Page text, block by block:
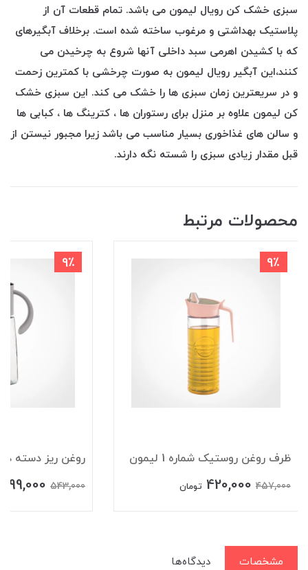
سبزی خشک کن رویال لیمون می باشد. تمام قطعات آن از
پلاستیک بهداشتی و مرغوب ساخته شده است. برخلاف آبگیرهای
که با کشیدن اهرمی سبد داخلی آنها شروع به چرخیدن می
کنند،این آبگیر رویال لیمون به صورت چرخشی با کمترین زحمت
و در سریعترین زمان سبزی ها را خشک می کند. این سبزی خشک
کن لیمون علاوه بر منزل برای رستوران ها ، کترینگ ها ، کبابی ها
و سالن های غذاخوری بسیار مناسب می باشد زیرا مجبور نیستن از
قبل مقدار زیادی سبزی را شسته نگه دارند.
محصولات مرتبط
9٪
ظرف روغن روستیک شماره 1 لیمون
457,000
420,000 تومان
9٪
روغن ریز دسته
543,000
499,000
مشخصات دیدگاه‌ها